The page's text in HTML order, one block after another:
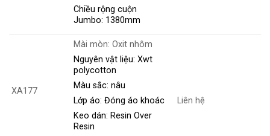
Chiều rộng cuộn
Jumbo: 1380mm
XA177
Mài mòn: Oxit nhôm
Nguyên vật liệu: Xwt
polycotton
Màu sắc: nâu
Lớp áo: Đóng áo khoác
Keo dán: Resin Over
Resin
Liên hệ